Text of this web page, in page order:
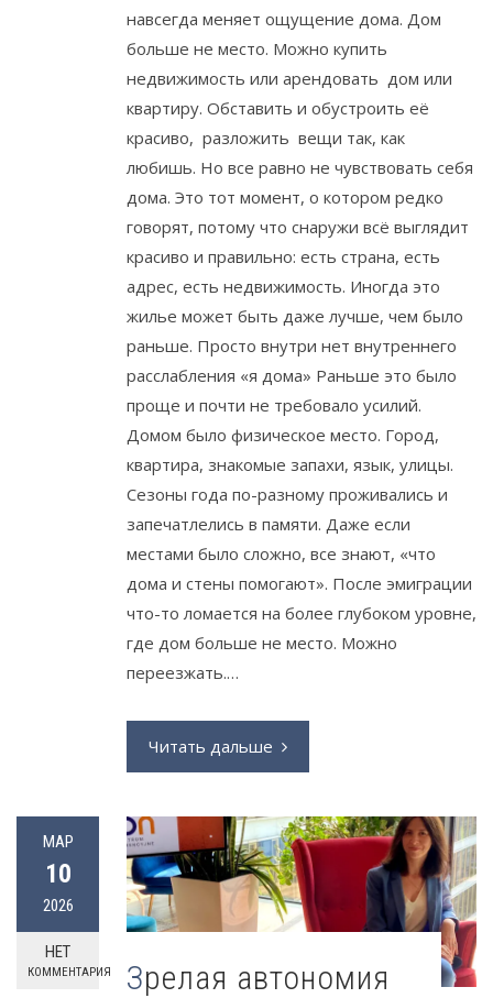
навсегда меняет ощущение дома. Дом
больше не место. Можно купить
недвижимость или арендовать дом или
квартиру. Обставить и обустроить её
красиво, разложить вещи так, как
любишь. Но все равно не чувствовать себя
дома. Это тот момент, о котором редко
говорят, потому что снаружи всё выглядит
красиво и правильно: есть страна, есть
адрес, есть недвижимость. Иногда это
жилье может быть даже лучше, чем было
раньше. Просто внутри нет внутреннего
расслабления «я дома» Раньше это было
проще и почти не требовало усилий.
Домом было физическое место. Город,
квартира, знакомые запахи, язык, улицы.
Сезоны года по-разному проживались и
запечатлелись в памяти. Даже если
местами было сложно, все знают, «что
дома и стены помогают». После эмиграции
что-то ломается на более глубоком уровне,
где дом больше не место. Можно
переезжать.…
Читать дальше
МАР
10
2026
НЕТ
КОММЕНТАРИЯ
Зрелая автономия